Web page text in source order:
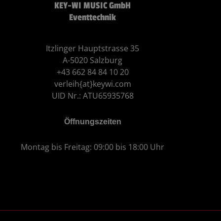
KEY-WI MUSIC GmbH
Eventtechnik
Itzlinger Hauptstrasse 35
A-5020 Salzburg
+43 662 84 84 10 20
verleih{at}keywi.com
UID Nr.: ATU65935768
Öffnungszeiten
Montag bis Freitag: 09:00 bis 18:00 Uhr